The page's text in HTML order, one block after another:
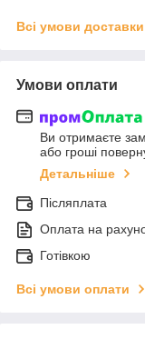
Всі умови доставки
Умови оплати
Ви отримаєте
або гроші
Детальніше
Післяплата
Оплата на
Готівкою
Всі умови оплати